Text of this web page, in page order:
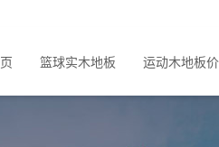
篮球实木地板 运动木地板